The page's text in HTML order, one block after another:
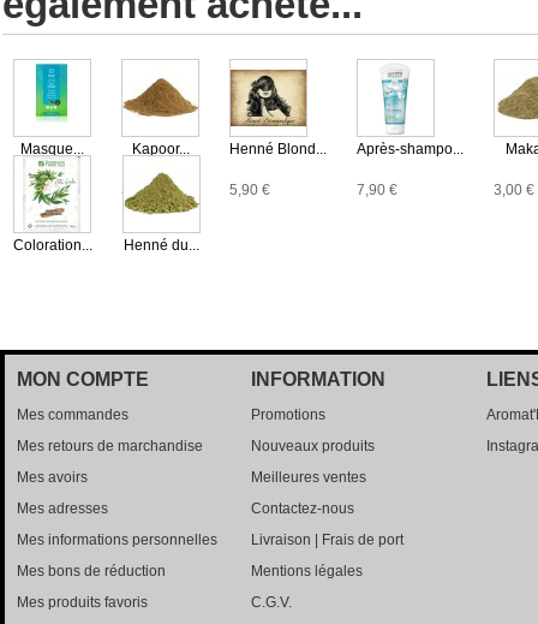
Masque...
8,90 €
Kapoor...
3,00 €
Henné Blond...
5,90 €
Après-shampo...
7,90 € 3,00 €
Coloration... Henné du...
MON COMPTE
Mes commandes
Mes retours de marchandise
Mes avoirs
Mes adresses
Mes informations personnelles
Mes bons de réduction
Mes produits favoris
INFORMATION
Promotions
Nouveaux produits
Meilleures ventes
Contactez-nous
Livraison | Frais de port
Mentions légales
C.G.V.